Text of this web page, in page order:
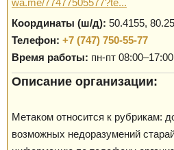
wa.me/77477505577?te...
Координаты (ш/д): 50.4155,
Телефон: +7 (747) 750-55-77
Время работы: пн-пт
Описание организации:
Метаком относится к рубрикам:
возможных недоразумений